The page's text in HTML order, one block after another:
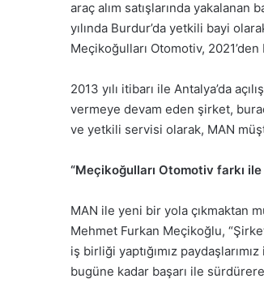
araç alım satışlarında yakalanan
yılında Burdur’da yetkili bayi
Meçikoğulları Otomotiv,
2013 yılı itibarı ile Antalya’da
vermeye devam eden şirket,
ve yetkili servisi olarak, MAN
“Meçikoğulları Otomotiv farkı
MAN ile yeni bir yola çıkmaktan
Mehmet Furkan Meçikoğlu,
iş birliği yaptığımız
bugüne kadar başarı ile